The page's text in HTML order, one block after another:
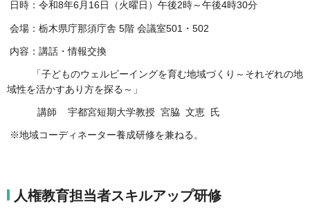
日時：令和8年6月16日（火曜日）午後2時～午後4時30分
会場：栃木県庁那須庁舎 5階 会議室501・502
内容：講話・情報交換
「子どものウェルビーイングを育む地域づくり～それぞれの地
域性を活かすあり方を探る～」
講師 宇都宮短期大学教授 宮脇 文恵 氏
※地域コーディネーター養成研修を兼ねる。
人権教育担当者スキルアップ研修